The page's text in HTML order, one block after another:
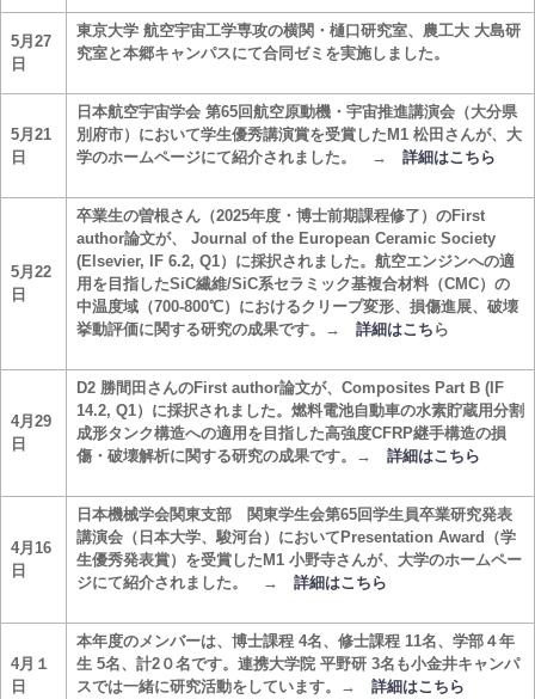
5月27
日
東京大学 航空宇宙工学専攻の横関・樋口研究室、農工大 大島研
究室と本郷キャンパスにて合同ゼミを実施しました。
5月21
日
日本航空宇宙学会 第65回航空原動機・宇宙推進講演会（大分県
別府市）において学生優秀講演賞を受賞したM1 松田さんが、大
学のホームページにて紹介されました。 → 詳細はこちら
5月22
日
卒業生の曽根さん（2025年度・博士前期課程修了）のFirst
author論文が、 Journal of the European Ceramic Society
(Elsevier, IF 6.2, Q1）に採択されました。航空エンジンへの適
用を目指したSiC繊維/SiC系セラミック基複合材料（CMC）の
中温度域（700-800℃）におけるクリープ変形、損傷進展、破壊
挙動評価に関する研究の成果です。→ 詳細はこち ら
4月29
日
D2 勝間田さんのFirst author論文が、Composites Part B (IF
14.2, Q1）に採択されました。燃料電池自動車の水素貯蔵用分割
成形タンク構造への適用を目指した高強度CFRP継手構造の損
傷・破壊解析に関する研究の成果です。→ 詳細はこちら
4月16
日
日本機械学会関東支部 関東学生会第65回学生員卒業研究発表
講演会（日本大学、駿河台）においてPresentation Award（学
生優秀発表賞）を受賞したM1 小野寺さんが、大学のホームペー
ジにて紹介されました。 → 詳細はこちら
4月１
日
本年度のメンバーは、博士課程 4名、修士課程 11名、学部４年
生 5名、計2０名です。連携大学院 平野研 3名も小金井キャンパ
スでは一緒に研究活動をしています。→ 詳細はこちら